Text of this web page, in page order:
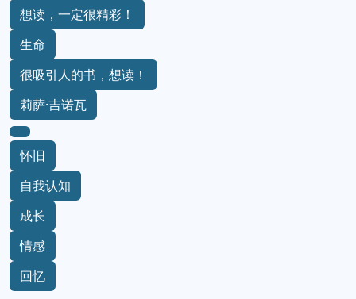
想读，一定很精彩！
生命
很吸引人的书，想读！
莉萨·吉诺瓦
怀旧
自我认知
成长
情感
回忆